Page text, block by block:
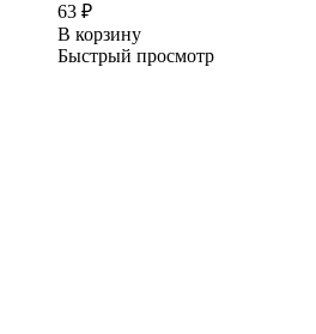
63 ₽
В корзину
Быстрый просмотр